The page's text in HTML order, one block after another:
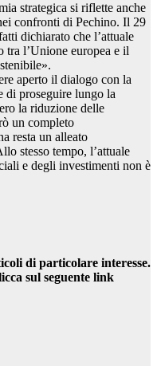
strategica si riflette anche
confronti di Pechino. Il 29
dichiarato che l’attuale
tra l’Unione europea e il
aperto il dialogo con la
di proseguire lungo la
la riduzione delle
un completo
resta un alleato
stesso tempo, l’attuale
e degli investimenti non è
di particolare interesse.
sul seguente link